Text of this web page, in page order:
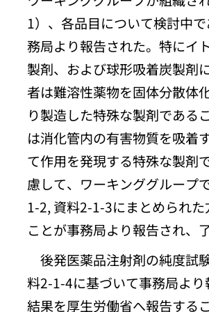
1）、各品目について検討中
務局より報告された。特にイ
製剤、および球形吸着炭製剤
者は難溶性薬物を固体分散体
り製造した特殊な製剤である
は消化管内の有害物質を吸着
て作用を発現する特殊な製剤
慮して、ワーキンググループ
1-2, 資料2-1-3にまとめられた
ことが事務局より報告され、
後発医薬品注射剤の純度試
料2-1-4に基づいて事務局よ
結果を厚生労働省へ報告する